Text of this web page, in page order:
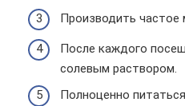
Производить
После каждого
солевым раствором.
Полноценно